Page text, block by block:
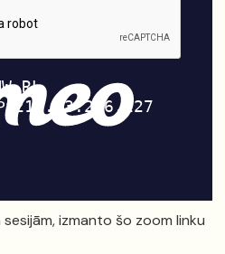
izmanto šo zoom linku